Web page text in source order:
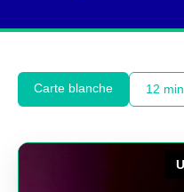
Carte blanche 12 min